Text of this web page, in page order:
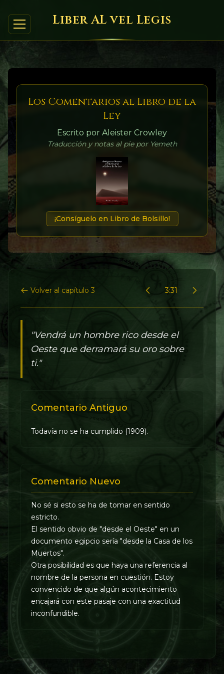
Liber AL vel Legis
Los Comentarios al Libro de la
Ley
Escrito por Aleister Crowley
Traducción y notas al pie por Yemeth
¡Consíguelo en Libro de Bolsillo!
Volver al capítulo 3 3:31
"Vendrá un hombre rico desde el
Oeste que derramará su oro sobre
ti."
Comentario Antiguo
Todavía no se ha cumplido (1909).
Comentario Nuevo
No sé si esto se ha de tomar en sentido
estricto.
El sentido obvio de "desde el Oeste" en un
documento egipcio sería "desde la Casa de los
Muertos".
Otra posibilidad es que haya una referencia al
nombre de la persona en cuestión. Estoy
convencido de que algún acontecimiento
encajará con este pasaje con una exactitud
inconfundible.